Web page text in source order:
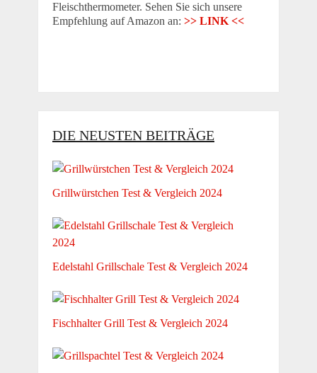
Fleischthermometer. Sehen Sie sich unsere
Empfehlung auf Amazon an: >> LINK <<
DIE NEUSTEN BEITRÄGE
Grillwürstchen Test & Vergleich 2024
Edelstahl Grillschale Test & Vergleich 2024
Fischhalter Grill Test & Vergleich 2024